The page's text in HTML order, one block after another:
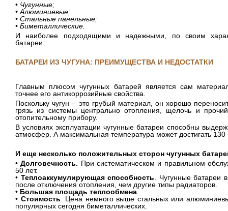
• Чугунные;
• Алюминиевые;
• Стальные панельные;
• Биметаллические.
И наиболее подходящими и надежными, по своим
батареи.
БАТАРЕИ ИЗ ЧУГУНА: ПРЕИМУЩЕСТВА И НЕДОСТАТКИ
Главным плюсом чугунных батарей является сам
точнее его антикоррозийные свойства.
Поскольку чугун – это грубый материал, он хорошо
грязь из системы центрально отопления, щелочь и
отопительному прибору.
В условиях эксплуатации чугунные батареи способны
атмосфер. А максимальная температура может достигать 130
И еще несколько положительных сторон чугунных
•Долговечность. При систематическом и правильном
50 лет.
• Теплоаккумулирующая способность . Чугунные
после отключения отопления, чем другие типы радиаторов.
• Большая площадь теплообмена
• Стоимость . Цена немного выше стальных или
популярных сегодня биметаллических.